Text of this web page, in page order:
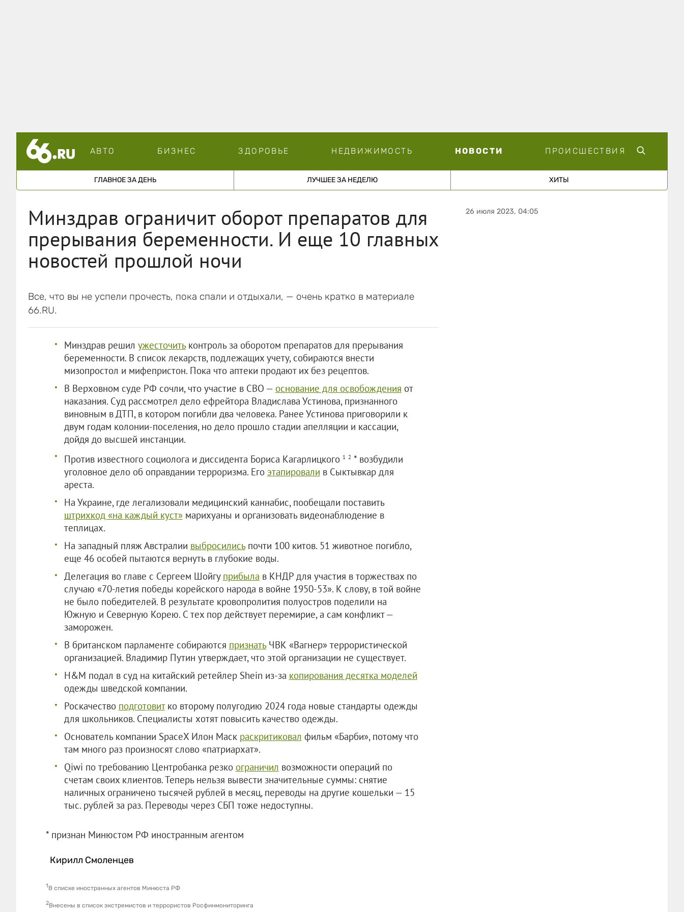
АВТО БИЗНЕС ЗДОРОВЬЕ НЕДВИЖИМОСТЬ НОВОСТИ ПРОИСШЕСТВИЯ
ГЛАВНОЕ ЗА ДЕНЬ ЛУЧШЕЕ ЗА НЕДЕЛЮ ХИТЫ
Минздрав ограничит оборот препаратов для
прерывания беременности. И еще 10 главных
новостей прошлой ночи
Все, что вы не успели прочесть, пока спали и отдыхали, — очень кратко в материале
66.RU.
Минздрав решил ужесточитьконтроль за оборотом препаратов для прерывания
беременности. В список лекарств, подлежащих учету, собираются внести
мизопростол и мифепристон. Пока что аптеки продают их без рецептов.
В Верховном суде РФ сочли, что участие в СВО — основание для освобождения от
наказания. Суд рассмотрел дело ефрейтора Владислава Устинова, признанного
виновным в ДТП, в котором погибли два человека. Ранее Устинова приговорили к
двум годам колонии-поселения, но дело прошло стадии апелляции и кассации,
дойдя до высшей инстанции.
Против известного социолога и диссидента Бориса Кагарлицкого 1 2 * возбудили
уголовное дело об оправдании терроризма. Его этапировали в Сыктывкар для
ареста.
На Украине, где легализовали медицинский каннабис, пообещали поставить
штрихкод «на каждый куст»марихуаны и организовать видеонаблюдение в
теплицах.
На западный пляж Австралии выбросилисьпочти 100 китов. 51 животное погибло,
еще 46 особей пытаются вернуть в глубокие воды.
Делегация во главе с Сергеем Шойгу прибыла в КНДР для участия в торжествах по
случаю «70-летия победы корейского народа в войне 1950-53». К слову, в той войне
не было победителей. В результате кровопролития полуостров поделили на
Южную и Северную Корею. С тех пор действует перемирие, а сам конфликт —
заморожен.
В британском парламенте собираются признатьЧВК «Вагнер» террористической
организацией. Владимир Путин утверждает, что этой организации не существует.
H&M подал в суд на китайский ретейлер Shein из‑за копирования десятка моделей
одежды шведской компании.
Роскачество подготовитко второму полугодию 2024 года новые стандарты одежды
для школьников. Специалисты хотят повысить качество одежды.
Основатель компании SpaceX Илон Маск раскритиковал фильм «Барби», потому что
там много раз произносят слово «патриархат».
Qiwi по требованию Центробанка резко ограничил возможности операций по
счетам своих клиентов. Теперь нельзя вывести значительные суммы: снятие
наличных ограничено тысячей рублей в месяц, переводы на другие кошельки — 15
тыс. рублей за раз. Переводы через СБП тоже недоступны.
* признан Минюстом РФ иностранным агентом
Кирилл Смоленцев
1В списке иностранных агентов Минюста РФ
2Внесены в список экстремистов и террористов Росфинмониторинга
26 июля 2023, 04:05